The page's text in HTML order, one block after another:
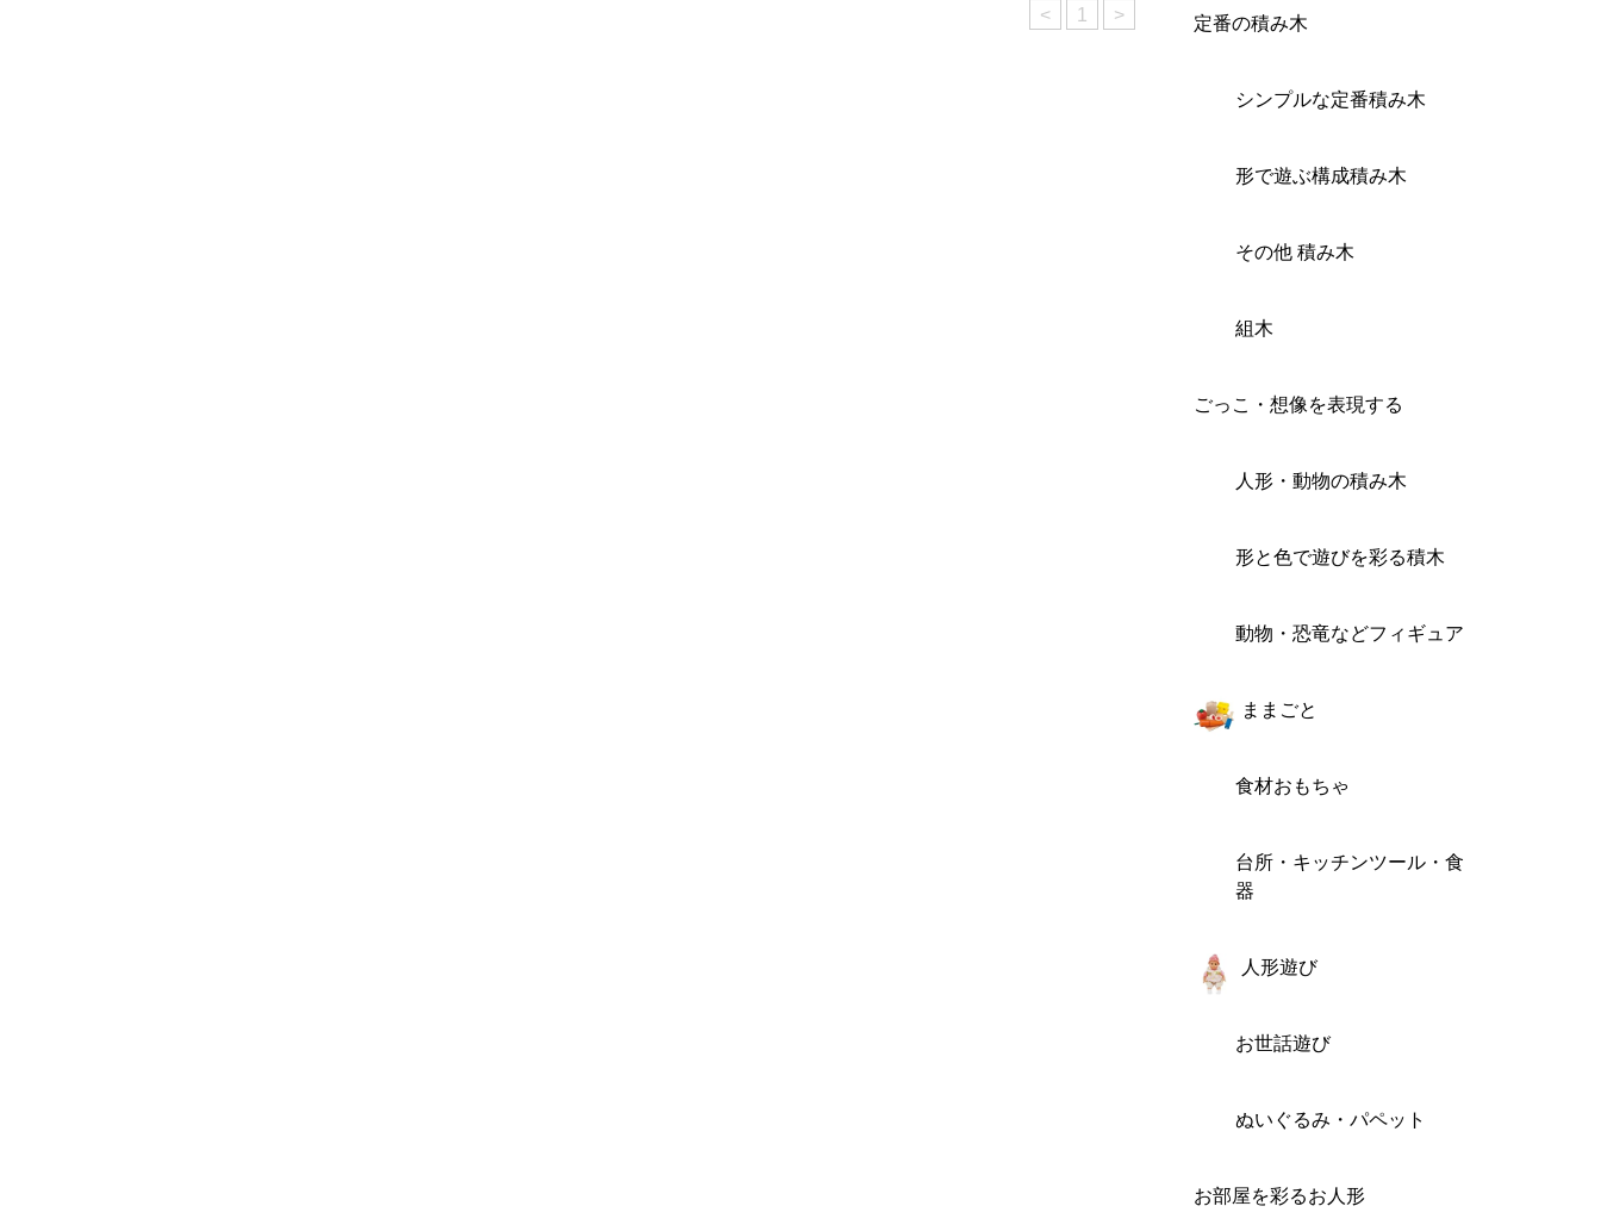
< 1 > 定番の積み木
シンプルな定番積み木
形で遊ぶ構成積み木
その他 積み木
組木
ごっこ・想像を表現する
人形・動物の積み木
形と色で遊びを彩る積木
動物・恐竜などフィギュア
ままごと
食材おもちゃ
台所・キッチンツール・食
器
人形遊び
お世話遊び
ぬいぐるみ・パペット
お部屋を彩るお人形